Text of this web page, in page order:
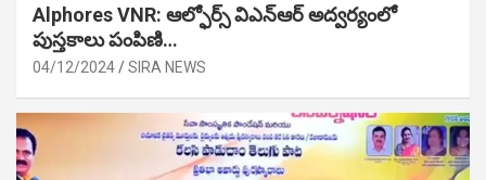
Alphores VNR: ఆల్ఫోర్స్ విఎన్ఆర్ అద్వర్యంలో
పుస్తకాలు పంపిణి…
04/12/2024 SIRA NEWS